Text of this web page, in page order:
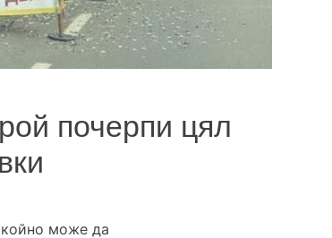
почерпи цял
може да